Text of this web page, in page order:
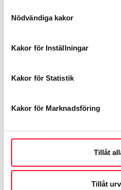
Nödvändiga kakor
Kakor för Inställningar
Kakor för Statistik
Kakor för Marknadsföring
Tillåt
Tillåt
Acceptera
sekretessmedelandet.
ange en ny, välj kort att